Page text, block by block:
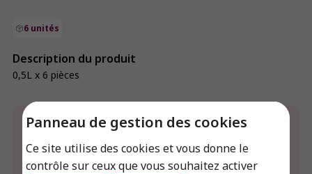
Panneau de gestion des cookies
Ce site utilise des cookies et vous donne le
contrôle sur ceux que vous souhaitez activer
6 unités
Description du produit
0,5L x 6 pièces
Envie de connaitre le prix de ce produit ?
Connexion